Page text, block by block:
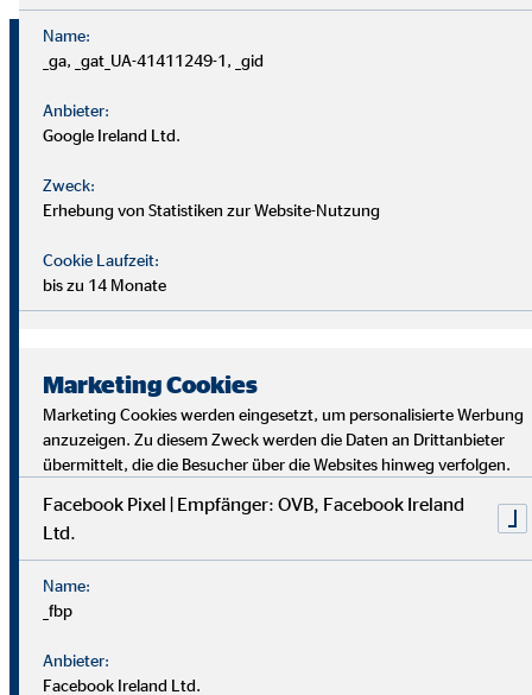
Bei uns findest du Sicherheit, Selbstbestimmung und
Flexibilität. Teamarbeit und Austausch stehen im
Mittelpunkt. Dein Alltag ist vielfältig, da jede*r Kund*in
individuelle Lösungen braucht. Als OVB-Berater*in
unterstützt du Kund*innen, die richtigen finanziellen
Entscheidungen zu treffen.
Name:
_ga, _gat_UA-41411249-1, _gid
Anbieter:
Google Ireland Ltd.
Zweck:
Erhebung von Statistiken zur Website-Nutzung
Cookie Laufzeit:
bis zu 14 Monate
Marketing Cookies
Marketing Cookies werden eingesetzt, um personalisierte Werbung
anzuzeigen. Zu diesem Zweck werden die Daten an Drittanbieter
übermittelt, die die Besucher über die Websites hinweg verfolgen.
Facebook Pixel | Empfänger: OVB, Facebook Ireland
Ltd.
Name:
_fbp
Anbieter:
Facebook Ireland Ltd.